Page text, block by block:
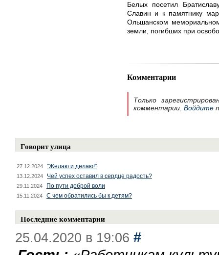
Белых посетил
Славин и к памятнику
Ольшанском
земли, погибших при
Комментарии
Только
комментарии. Войдите
Говорит улица
27.12.2024 "Желаю и делаю!"
13.12.2024 Чей успех оставил в сердце радость?
29.11.2024 По пути доброй воли
15.11.2024 С чем обратились бы к детям?
Последние комментарии
25.04.2020 в 19:06 #